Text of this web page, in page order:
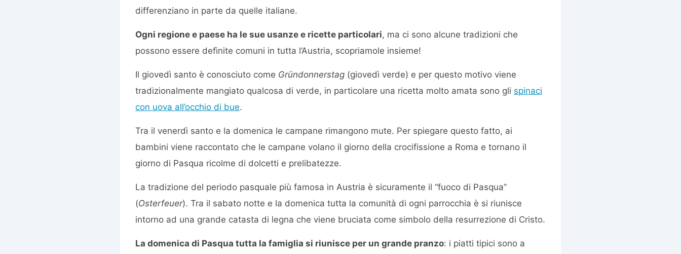
differenziano in parte da quelle italiane.
Ogni regione e paese ha le sue usanze e ricette particolari, ma ci sono alcune tradizioni che
possono essere definite comuni in tutta l’Austria, scopriamole insieme!
Il giovedì santo è conosciuto come Gründonnerstag (giovedì verde) e per questo motivo viene
tradizionalmente mangiato qualcosa di verde, in particolare una ricetta molto amata sono gli spinaci
con uova all’occhio di bue.
Tra il venerdì santo e la domenica le campane rimangono mute. Per spiegare questo fatto, ai
bambini viene raccontato che le campane volano il giorno della crocifissione a Roma e tornano il
giorno di Pasqua ricolme di dolcetti e prelibatezze.
La tradizione del periodo pasquale più famosa in Austria è sicuramente il “fuoco di Pasqua”
(Osterfeuer). Tra il sabato notte e la domenica tutta la comunità di ogni parrocchia è si riunisce
intorno ad una grande catasta di legna che viene bruciata come simbolo della resurrezione di Cristo.
La domenica di Pasqua tutta la famiglia si riunisce per un grande pranzo: i piatti tipici sono a